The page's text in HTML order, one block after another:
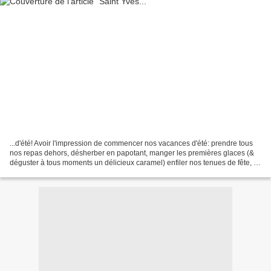
...d'été! Avoir l'impression de commencer nos vacances d'été: prendre tous
nos repas dehors, désherber en papotant, manger les premières glaces (&
déguster à tous moments un délicieux caramel) enfiler nos tenues de fête, se